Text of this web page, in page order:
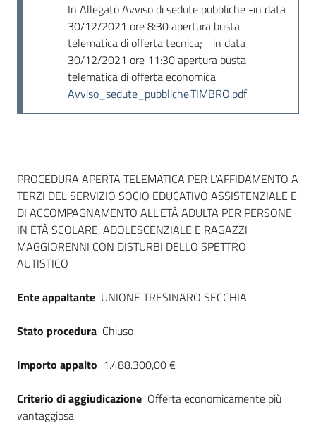
In Allegato Avviso di sedute pubbliche -in data
30/12/2021 ore 8:30 apertura busta
telematica di offerta tecnica; - in data
30/12/2021 ore 11:30 apertura busta
telematica di offerta economica
Avviso_sedute_pubbliche.TIMBRO.pdf
Dati del bando
PROCEDURA APERTA TELEMATICA PER L'AFFIDAMENTO A
TERZI DEL SERVIZIO SOCIO EDUCATIVO ASSISTENZIALE E
DI ACCOMPAGNAMENTO ALL'ETÀ ADULTA PER PERSONE
IN ETÀ SCOLARE, ADOLESCENZIALE E RAGAZZI
MAGGIORENNI CON DISTURBI DELLO SPETTRO
AUTISTICO
Ente appaltante UNIONE TRESINARO SECCHIA
Stato procedura Chiuso
Importo appalto 1.488.300,00 €
Criterio di aggiudicazione Offerta economicamente più
vantaggiosa